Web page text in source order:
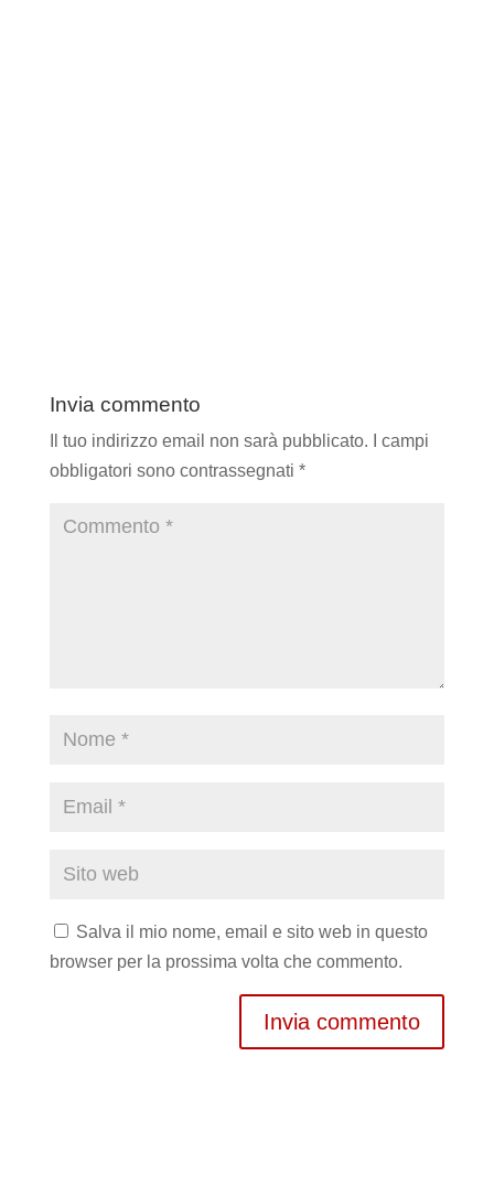
Invia commento
Il tuo indirizzo email non sarà pubblicato.
I campi
obbligatori sono contrassegnati *
Salva il mio nome, email e sito web in questo
browser per la prossima volta che commento.